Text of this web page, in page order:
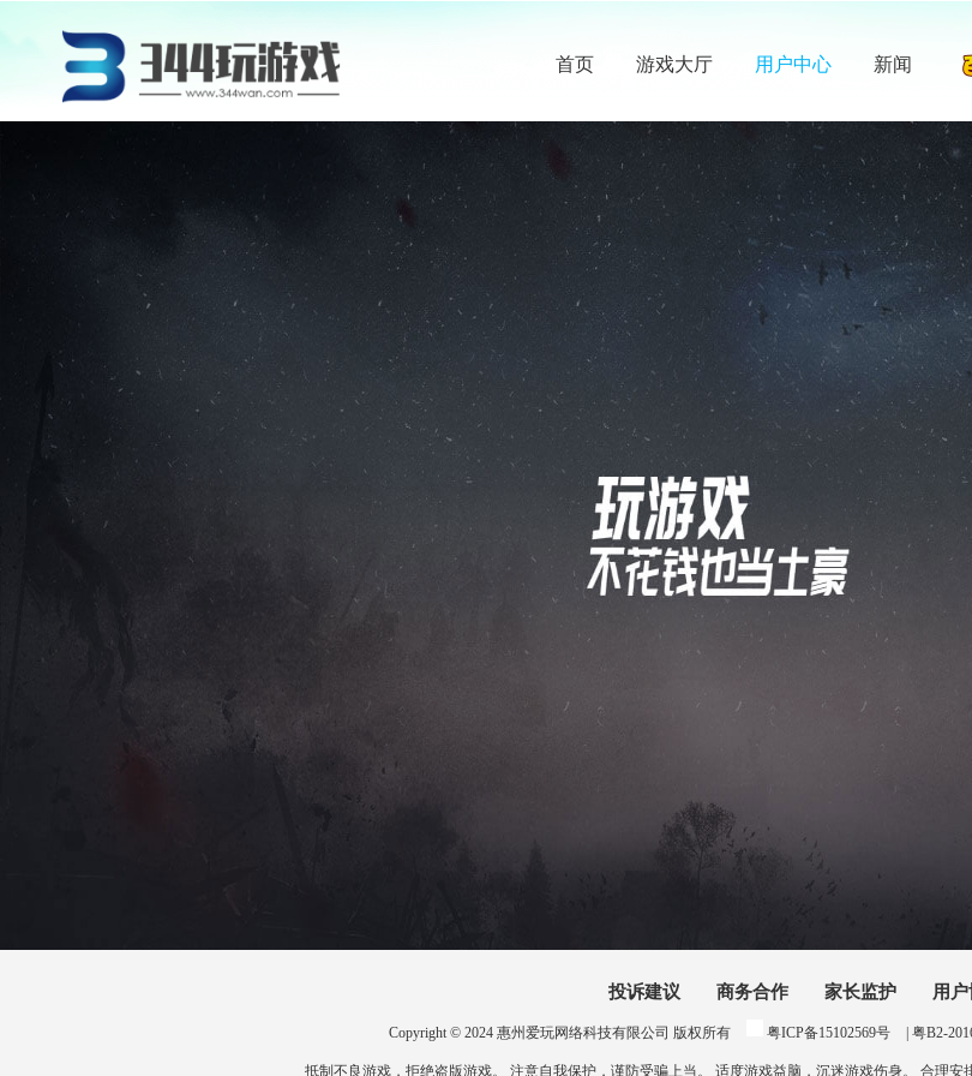
首页 游戏大厅 用户中心 新闻
投诉建议 商务合作 家长监护 用
Copyright © 2024 惠州爱玩网络科技有限公司 版权所有 粤ICP备15102569号 | 粤B2-
抵制不良游戏，拒绝盗版游戏。 注意自我保护，谨防受骗上当。 适度游戏益脑，沉迷游戏伤身。 合理